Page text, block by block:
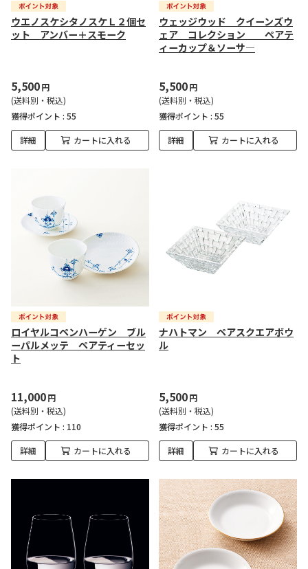
ウエノスケシタノスケＬ２個セ
ット アンバー＋スモーク
5,500円
(送料別・税込)
獲得ポイント : 55
詳細 カートに入れる
ウェッジウッド クイーンズウ
ェア コレクション ペアテ
ィーカップ＆ソーサ―
5,500円
(送料別・税込)
獲得ポイント : 55
詳細 カートに入れる
ロイヤルコペンハーゲン ブル
ーパルメッテ ペアティーセッ
ト
11,000円
(送料別・税込)
獲得ポイント : 110
詳細 カートに入れる
ナハトマン ペアスクエアボウ
ル
5,500円
(送料別・税込)
獲得ポイント : 55
詳細 カートに入れる